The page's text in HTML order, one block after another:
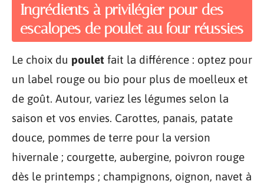
Ingrédients à privilégier pour des
escalopes de poulet au four réussies
Le choix du poulet fait la différence : optez pour
un label rouge ou bio pour plus de moelleux et
de goût. Autour, variez les légumes selon la
saison et vos envies. Carottes, panais, patate
douce, pommes de terre pour la version
hivernale ; courgette, aubergine, poivron rouge
dès le printemps ; champignons, oignon, navet à